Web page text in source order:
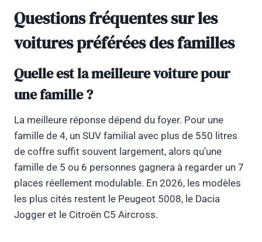
Questions fréquentes sur les
voitures préférées des familles
Quelle est la meilleure voiture pour
une famille ?
La meilleure réponse dépend du foyer. Pour une
famille de 4, un SUV familial avec plus de 550 litres
de coffre suffit souvent largement, alors qu’une
famille de 5 ou 6 personnes gagnera à regarder un 7
places réellement modulable. En 2026, les modèles
les plus cités restent le Peugeot 5008, le Dacia
Jogger et le Citroën C5 Aircross.